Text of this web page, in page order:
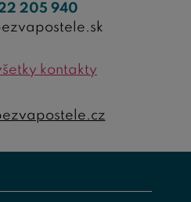
205 940
kontakty